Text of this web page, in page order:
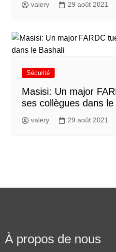
valery 29 août 2021
Sécurité
Masisi: Un major
ses collègues dans le
valery 29 août 2021
À propos de nous